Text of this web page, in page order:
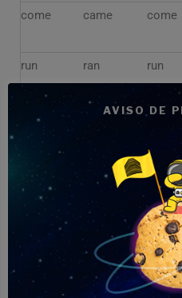
come came come
run ran run
Otro truco que nos ayuda a
por categorías esdistinguir
que comparten la forma en
participio pasado ,
aprendizaje. Un ejemplo
dejar, que en infinitivo es
pretérito y pasado
para los dos.
AVISO DE